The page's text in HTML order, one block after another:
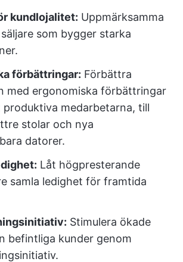
kundlojalitet: Uppmärksamma
som bygger starka
förbättringar: Förbättra
med ergonomiska förbättringar
medarbetarna, till
stolar och nya
datorer.
Låt högpresterande
samla ledighet för framtida
Stimulera ökade
befintliga kunder genom